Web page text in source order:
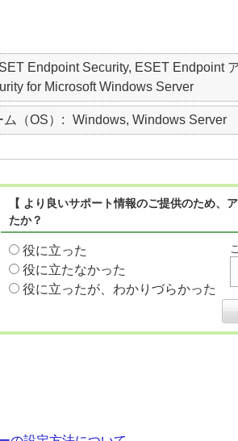
Endpoint Security, ESET Endpoint
for Microsoft Windows Server
（OS） Windows, Windows Server
【 より良いサポート情報のご提供のため
たか？
役に立った
役に立たなかった
役に立ったが、わかりづらかった